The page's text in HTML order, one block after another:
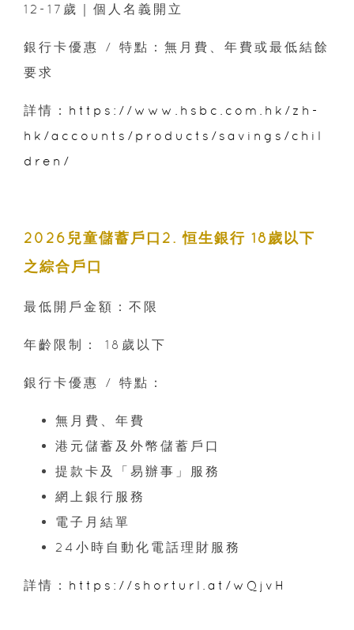
12-17歲｜個人名義開立
銀行卡優惠 / 特點：無月費、年費或最低結餘
要求
詳情： https://www.hsbc.com.hk/zh-
hk/accounts/products/savings/chil
dren/
2026兒童儲蓄戶口2. 恒生銀行 18歲以下
之綜合戶口
最低開戶金額：不限
年齡限制： 18歲以下
銀行卡優惠 / 特點：
無月費、年費
港元儲蓄及外幣儲蓄戶口
提款卡及「易辦事」服務
網上銀行服務
電子月結單
24小時自動化電話理財服務
詳情： https://shorturl.at/wQjvH